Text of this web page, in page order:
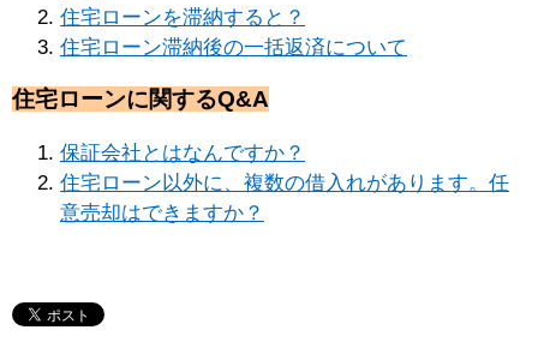
住宅ローンを滞納すると？
住宅ローン滞納後の一括返済について
住宅ローンに関するQ&A
保証会社とはなんですか？
住宅ローン以外に、複数の借入れがあります。任
意売却はできますか？